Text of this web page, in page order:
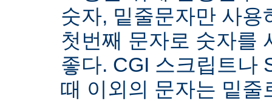
숫자, 밑줄문자만 사용
첫번째 문자로 숫자를
좋다. CGI 스크립트나
때 이외의 문자는 밑줄